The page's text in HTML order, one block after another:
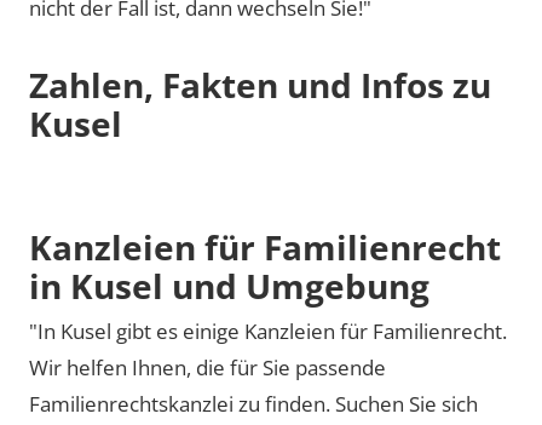
nicht der Fall ist, dann wechseln Sie!"
Zahlen, Fakten und Infos zu
Kusel
Kanzleien für Familienrecht
in Kusel und Umgebung
"In Kusel gibt es einige Kanzleien für Familienrecht.
Wir helfen Ihnen, die für Sie passende
Familienrechtskanzlei zu finden. Suchen Sie sich